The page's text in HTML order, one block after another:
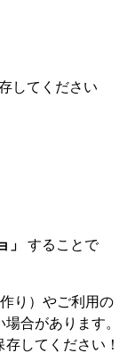
してください
」 することで
り）やご利用の
合があります。
してください！